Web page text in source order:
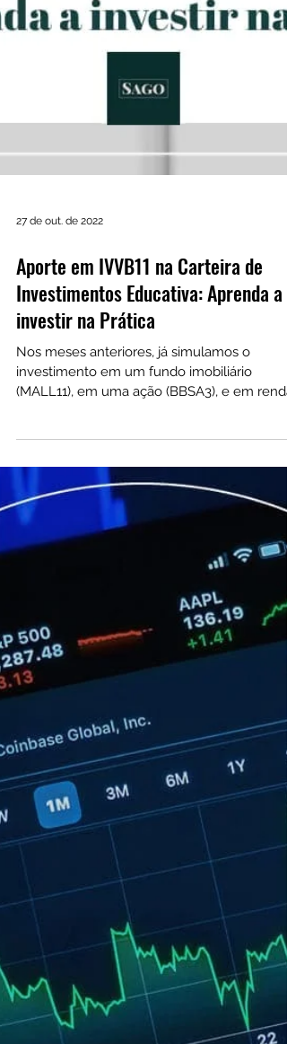
27 de out. de 2022
Investimentos Educativa: Aprenda a
investir na Prática
Nos meses anteriores, já simulamos o
investimento em um fundo imobiliário
(MALL11), em uma ação (BBSA3), e em renda
fixa por meio do Título